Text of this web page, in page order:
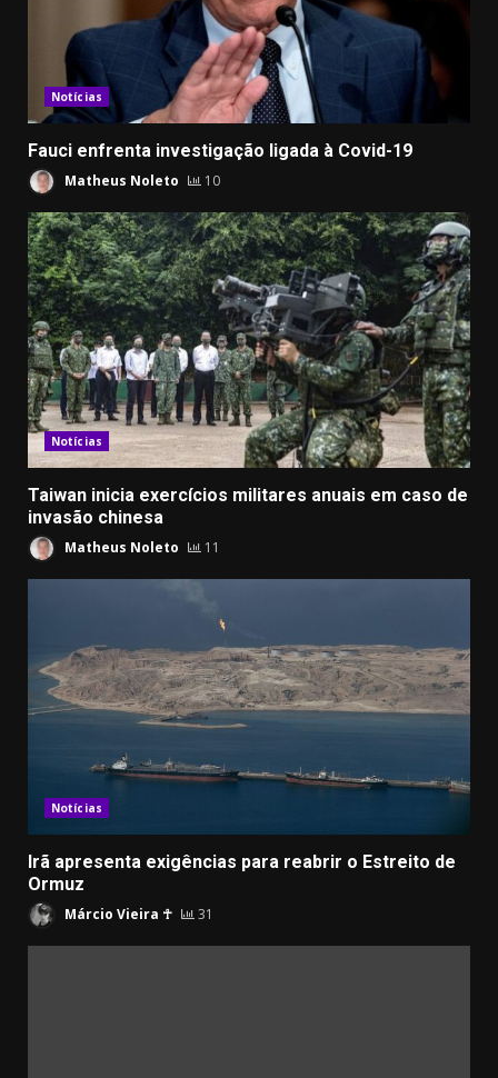
Notícias
Fauci enfrenta investigação ligada à Covid-19
Matheus Noleto 10
Notícias
Taiwan inicia exercícios militares anuais em caso de
invasão chinesa
Matheus Noleto 11
Notícias
Irã apresenta exigências para reabrir o Estreito de
Ormuz
Márcio Vieira ☥ 31